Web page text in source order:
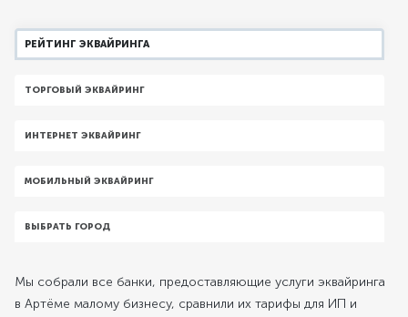
РЕЙТИНГ ЭКВАЙРИНГА
ТОРГОВЫЙ ЭКВАЙРИНГ
ИНТЕРНЕТ ЭКВАЙРИНГ
МОБИЛЬНЫЙ ЭКВАЙРИНГ
ВЫБРАТЬ ГОРОД
Мы собрали все банки, предоставляющие услуги эквайринга
в Артёме малому бизнесу, сравнили их тарифы для ИП и